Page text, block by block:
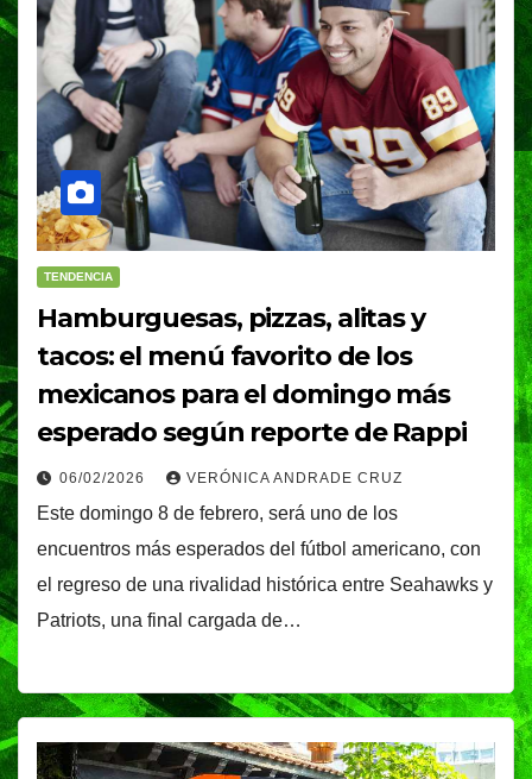
TENDENCIA
Hamburguesas, pizzas, alitas y
tacos: el menú favorito de los
mexicanos para el domingo más
esperado según reporte de Rappi
06/02/2026 VERÓNICA ANDRADE CRUZ
Este domingo 8 de febrero, será uno de los
encuentros más esperados del fútbol americano, con
el regreso de una rivalidad histórica entre Seahawks y
Patriots, una final cargada de…